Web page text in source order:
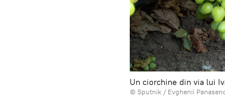
Un ciorchine din via lui
© Sputnik / Evghenii